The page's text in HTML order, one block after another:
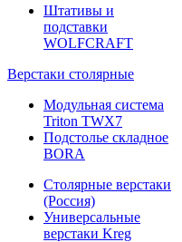
Штативы и
подставки
WOLFCRAFT
Верстаки столярные
Модульная система
Triton TWX7
Подстолье складное
BORA
Столярные верстаки
(Россия)
Универсальные
верстаки Kreg